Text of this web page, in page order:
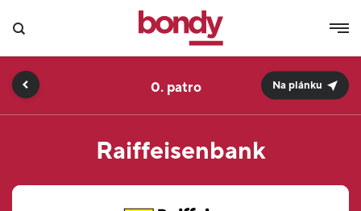
Raiffeisenbank
0. Na plánku